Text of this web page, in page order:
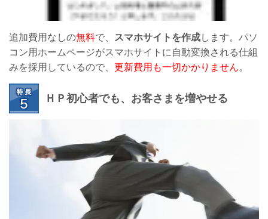
追加費用なしの無料で、 スマホサイトを作成します。パソ
コン用ホームページがスマホサイトに自動変換される仕組
みを採用しているので、 更新費用も一切かかりません。
ＨＰ初心者でも、お客さまを増やせる